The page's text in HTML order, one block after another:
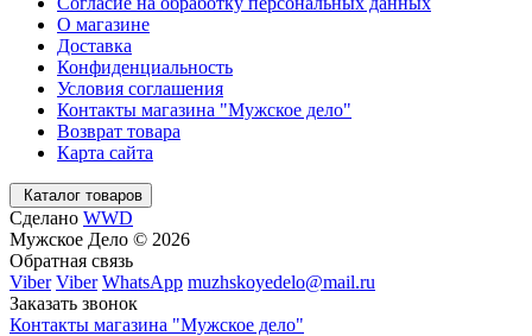
О магазине
Доставка
Конфиденциальность
Условия соглашения
Контакты магазина "Мужское дело"
Возврат товара
Карта сайта
Каталог товаров
Сделано WWD
Мужское Дело © 2026
Обратная связь
Viber Viber WhatsApp muzhskoyedelo@mail.ru
Заказать звонок
Контакты магазина "Мужское дело"